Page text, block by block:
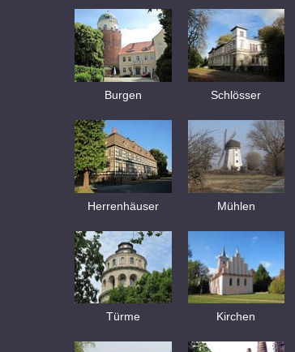
Burgen Schlösser
Herrenhäuser Mühlen
Türme Kirchen